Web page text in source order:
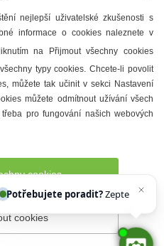
a galerie
webu
nejlepší uživatelské zkušenosti s
informace o cookies naleznete v
na Přijmout všechny cookies
typy cookies. Chcete-li povolit
můžete tak učinit v sekci Nastavení
můžete odmítnout užívání všech
pro fungování našich webových
cookies
cookies
poradit?Zeptejte se na